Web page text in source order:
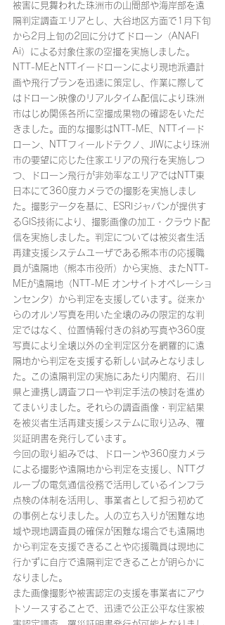
被害に見舞われた珠洲市の山間部や海岸部を遠
隔判定調査エリアとし、大谷地区方面で1月下旬
から2月上旬の2回に分けてドローン（ANAFI
Ai）による対象住家の空撮を実施しました。
NTT-MEとNTTイードローンにより現地派遣計
画や飛行プランを迅速に策定し、作業に際して
はドローン映像のリアルタイム配信により珠洲
市はじめ関係各所に空撮成果物の確認をいただ
きました。面的な撮影はNTT-ME、NTTイード
ローン、NTTフィールドテクノ、JIWにより珠洲
市の要望に応じた住家エリアの飛行を実施しつ
つ、ドローン飛行が非効率なエリアではNTT東
日本にて360度カメラでの撮影を実施しまし
た。撮影データを基に、ESRIジャパンが提供す
るGIS技術により、撮影画像の加工・クラウド配
信を実施しました。判定については被災者生活
再建支援システムユーザである熊本市の応援職
員が遠隔地（熊本市役所）から実施、またNTT-
MEが遠隔地（NTT-ME オンサイトオペレーショ
ンセンタ）から判定を支援しています。従来か
らのオルソ写真を用いた全壊のみの限定的な判
定ではなく、位置情報付きの斜め写真や360度
写真により全壊以外の全判定区分を網羅的に遠
隔地から判定を支援する新しい試みとなりまし
た。この遠隔判定の実施にあたり内閣府、石川
県と連携し調査フローや判定手法の検討を進め
てまいりました。それらの調査画像・判定結果
を被災者生活再建支援システムに取り込み、罹
災証明書を発行しています。
今回の取り組みでは、ドローンや360度カメラ
による撮影や遠隔地から判定を支援し、NTTグ
ループの電気通信役務で活用しているインフラ
点検の体制を活用し、事業者として担う初めて
の事例となりました。人の立ち入りが困難な地
域や現地調査員の確保が困難な場合でも遠隔地
から判定を支援できることや応援職員は現地に
行かずに自庁で遠隔判定できることが明らかに
なりました。
また画像撮影や被害認定の支援を事業者にアウ
トソースすることで、迅速で公正公平な住家被